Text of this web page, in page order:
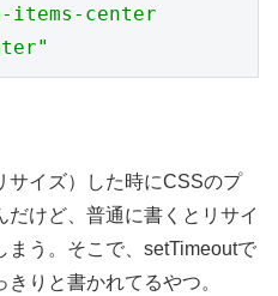
center
サイズ）した時にCSSのプ
だけど、普通に書くとリサイ
まう。そこで、setTimeoutで
りと書かれてるやつ。